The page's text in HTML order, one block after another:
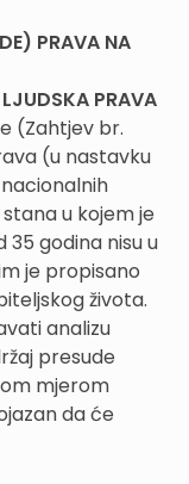
PRAVA NA
PRAVA
(Zahtjev br.
(u nastavku
u kojem je
godina nisu u
je propisano
života.
analizu
presude
mjerom
da će